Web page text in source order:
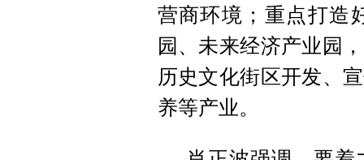
营商环境；重点打造
园、未来经济产业园
历史文化街区开发、
养等产业。